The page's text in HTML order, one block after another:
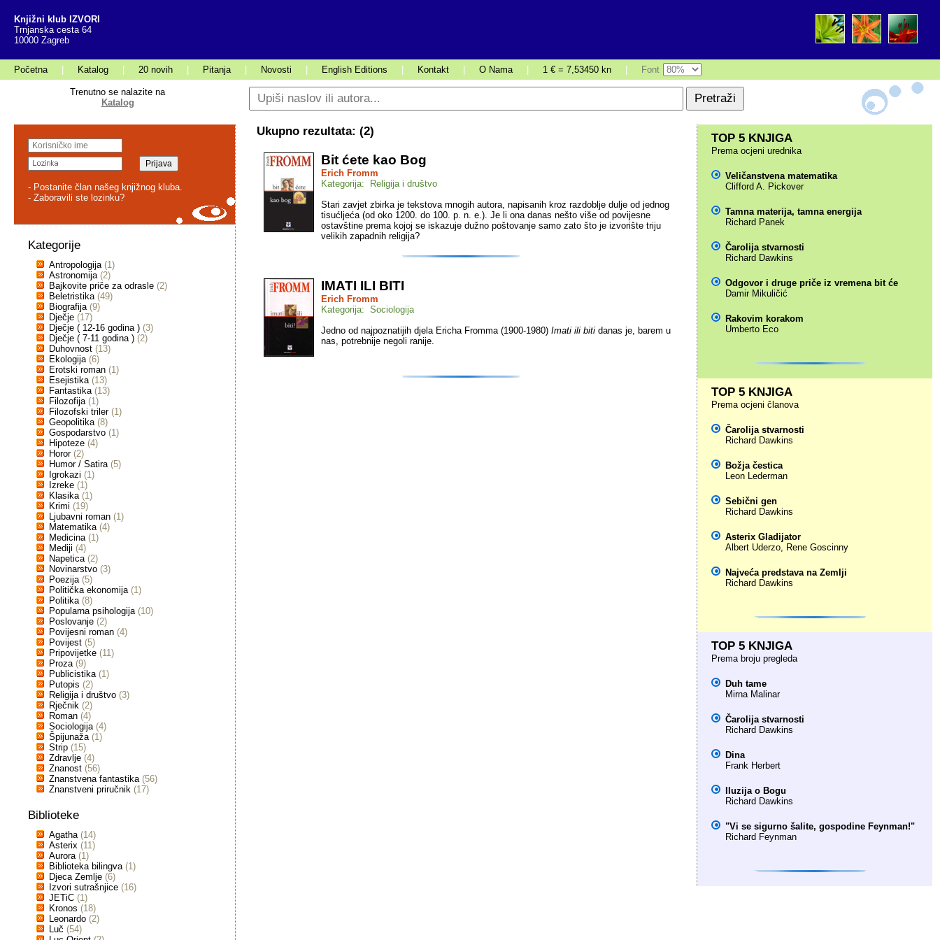
Knjižni klub IZVORI
Trnjanska cesta 64
10000 Zagreb
Početna Katalog 20 novih Pitanja Novosti English Editions Kontakt O Nama 1 € = 7,53450 kn Font
Trenutno se nalazite na
Katalog
- Postanite član našeg knjižnog kluba.
- Zaboravili ste lozinku?
Kategorije
Antropologija (1)
Astronomija (2)
Bajkovite priče za odrasle (2)
Beletristika (49)
Biografija (9)
Dječje (17)
Dječje ( 12-16 godina ) (3)
Dječje ( 7-11 godina ) (2)
Duhovnost (13)
Ekologija (6)
Erotski roman (1)
Esejistika (13)
Fantastika (13)
Filozofija (1)
Filozofski triler (1)
Geopolitika (8)
Gospodarstvo (1)
Hipoteze (4)
Horor (2)
Humor / Satira (5)
Igrokazi (1)
Izreke (1)
Klasika (1)
Krimi (19)
Ljubavni roman (1)
Matematika (4)
Medicina (1)
Mediji (4)
Napetica (2)
Novinarstvo (3)
Poezija (5)
Politička ekonomija (1)
Politika (8)
Popularna psihologija (10)
Poslovanje (2)
Povijesni roman (4)
Povijest (5)
Pripovijetke (11)
Proza (9)
Publicistika (1)
Putopis (2)
Religija i društvo (3)
Rječnik (2)
Roman (4)
Sociologija (4)
Špijunaža (1)
Strip (15)
Zdravlje (4)
Znanost (56)
Znanstvena fantastika (56)
Znanstveni priručnik (17)
Biblioteke
Agatha (14)
Asterix (11)
Aurora (1)
Biblioteka bilingva (1)
Djeca Zemlje (6)
Izvori sutrašnjice (16)
JETiC (1)
Kronos (18)
Leonardo (2)
Luč (54)
Ukupno rezultata: (2)
Bit ćete kao Bog
Erich Fromm
Kategorija: Religija i društvo
Stari zavjet zbirka je tekstova mnogih autora, napisanih kroz razdoblje dulje od jednog
tisućljeća (od oko 1200. do 100. p. n. e.). Je li ona danas nešto više od povijesne
ostavštine prema kojoj se iskazuje dužno poštovanje samo zato što je izvorište triju
velikih zapadnih religija?
IMATI ILI BITI
Erich Fromm
Kategorija: Sociologija
Jedno od najpoznatijih djela Ericha Fromma (1900-1980) Imati ili biti danas je, barem u
nas, potrebnije negoli ranije.
TOP 5 KNJIGA
Prema ocjeni urednika
Veličanstvena matematika
Clifford A. Pickover
Tamna materija, tamna energija
Richard Panek
Čarolija stvarnosti
Richard Dawkins
Odgovor i druge priče iz vremena bit će
Damir Mikuličić
Rakovim korakom
Umberto Eco
TOP 5 KNJIGA
Prema ocjeni članova
Čarolija stvarnosti
Richard Dawkins
Božja čestica
Leon Lederman
Sebični gen
Richard Dawkins
Asterix Gladijator
Albert Uderzo, Rene Goscinny
Najveća predstava na Zemlji
Richard Dawkins
TOP 5 KNJIGA
Prema broju pregleda
Duh tame
Mirna Malinar
Čarolija stvarnosti
Richard Dawkins
Dina
Frank Herbert
Iluzija o Bogu
Richard Dawkins
"Vi se sigurno šalite, gospodine Feynman!"
Richard Feynman